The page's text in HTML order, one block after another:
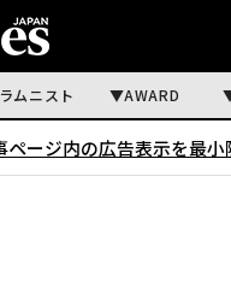
ムニスト AWARD
ページ内の広告表示を最